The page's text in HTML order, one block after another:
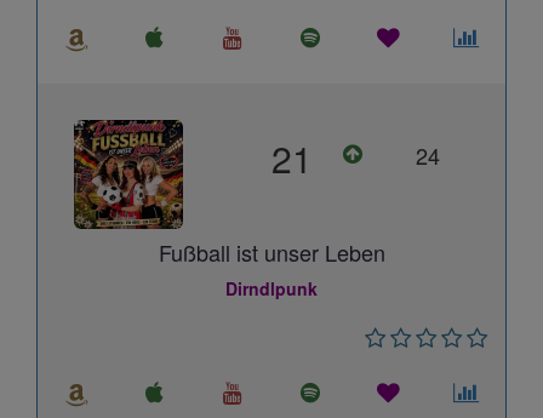
21 24
Fußball ist unser Leben
Dirndlpunk